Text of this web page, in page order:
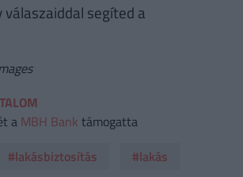
válaszaiddal segíted a
a MBH Bank támogatta
#lakásbiztosítás
#lakás